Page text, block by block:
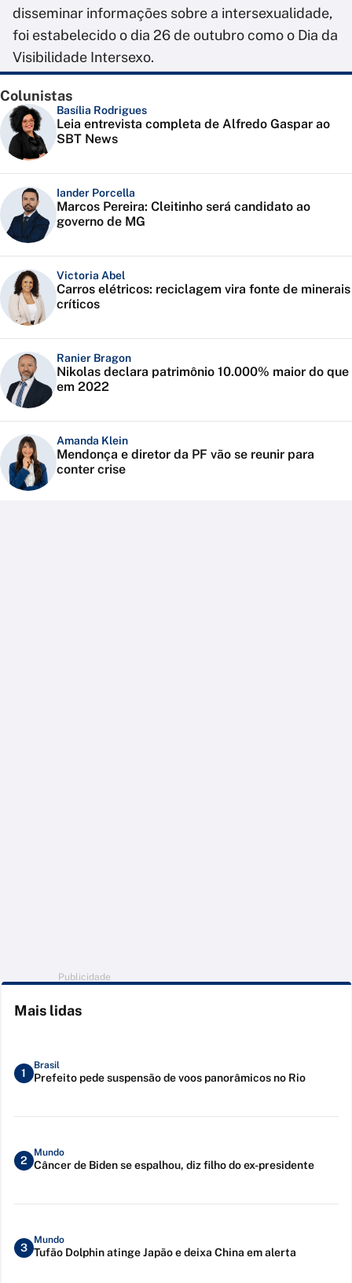
disseminar informações sobre a intersexualidade,
foi estabelecido o dia 26 de outubro como o Dia da
Visibilidade Intersexo.
Colunistas
Basília Rodrigues
Leia entrevista completa de Alfredo Gaspar ao
SBT News
Iander Porcella
Marcos Pereira: Cleitinho será candidato ao
governo de MG
Victoria Abel
Carros elétricos: reciclagem vira fonte de minerais
críticos
Ranier Bragon
Nikolas declara patrimônio 10.000% maior do que
em 2022
Amanda Klein
Mendonça e diretor da PF vão se reunir para
conter crise
Publicidade
Mais lidas
1
Brasil
Prefeito pede suspensão de voos panorâmicos no Rio
2
Mundo
Câncer de Biden se espalhou, diz filho do ex-presidente
3
Mundo
Tufão Dolphin atinge Japão e deixa China em alerta